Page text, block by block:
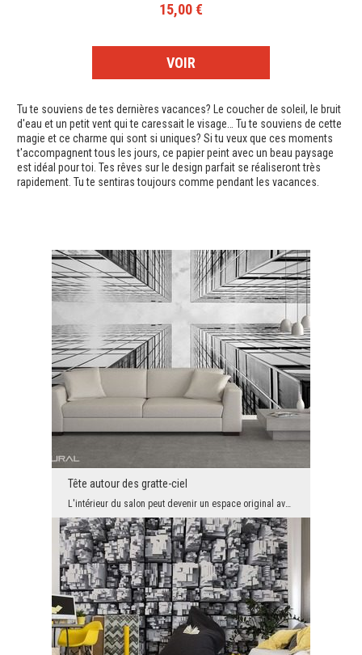
15,00 €
VOIR
Tu te souviens de tes dernières vacances? Le coucher de soleil, le bruit
d'eau et un petit vent qui te caressait le visage… Tu te souviens de cette
magie et ce charme qui sont si uniques? Si tu veux que ces moments
t'accompagnent tous les jours, ce papier peint avec un beau paysage
est idéal pour toi. Tes rêves sur le design parfait se réaliseront très
rapidement. Tu te sentiras toujours comme pendant les vacances.
Tête autour des gratte-ciel
L'intérieur du salon peut devenir un espace original avec une touche de modernité. Tout ce qui en...